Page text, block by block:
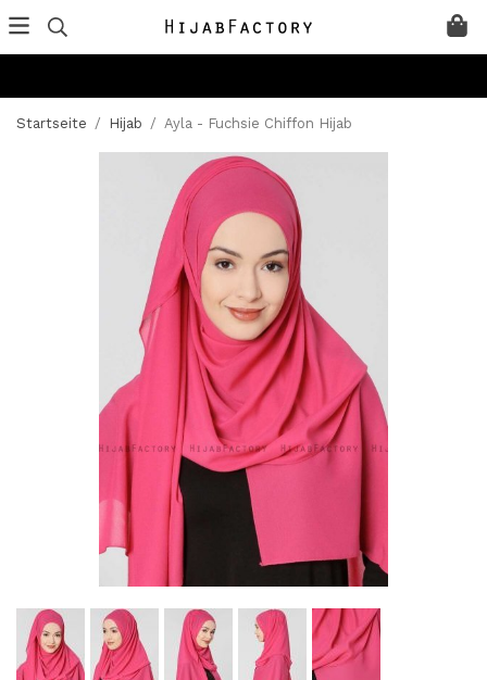
Startseite / Hijab / Ayla - Fuchsie Chiffon Hijab